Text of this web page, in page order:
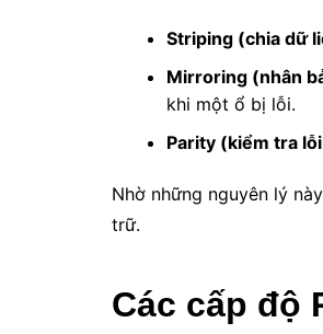
Striping (chia dữ
Mirroring (nhân
khi một ổ bị lỗi.
Parity (kiểm tra
Nhờ những nguyên lý
trữ.
Các cấp độ